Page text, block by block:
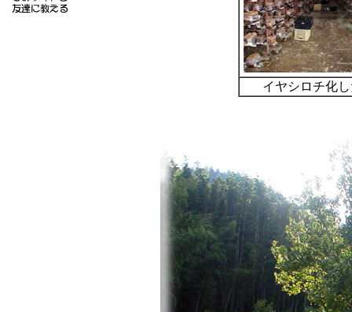
イヤシロチ化